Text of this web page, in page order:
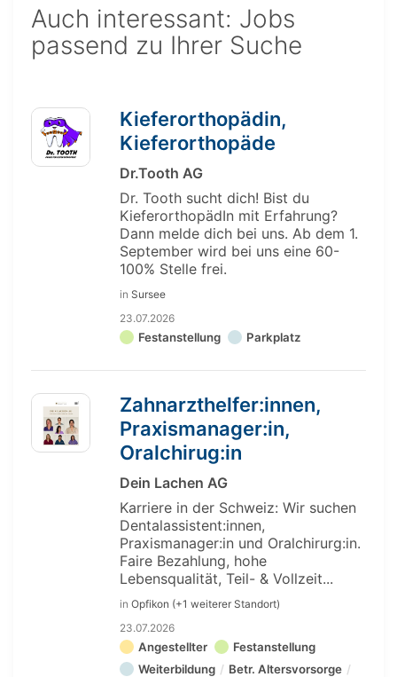
Auch interessant: Jobs
passend zu Ihrer Suche
Kieferorthopädin,
Kieferorthopäde
Dr.Tooth AG
Dr. Tooth sucht dich! Bist du
KieferorthopädIn mit Erfahrung?
Dann melde dich bei uns. Ab dem 1.
September wird bei uns eine 60-
100% Stelle frei.
in Sursee
23.07.2026
Festanstellung Parkplatz
Zahnarzthelfer:innen,
Praxismanager:in,
Oralchirug:in
Dein Lachen AG
Karriere in der Schweiz: Wir suchen
Dentalassistent:innen,
Praxismanager:in und Oralchirurg:in.
Faire Bezahlung, hohe
Lebensqualität, Teil- & Vollzeit...
in Opfikon (+1 weiterer Standort)
23.07.2026
Angestellter
Festanstellung
Weiterbildung
Betr. Altersvorsorge